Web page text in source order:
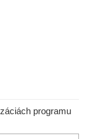
programu